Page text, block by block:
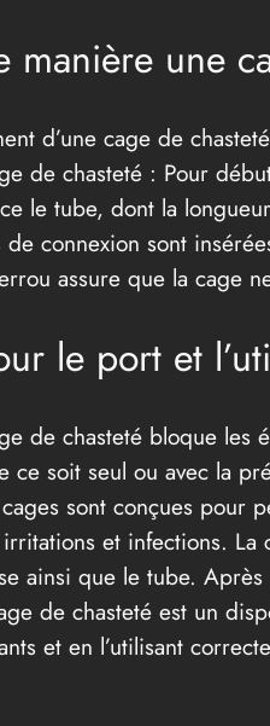
manière une
d’une cage de
de chasteté : Pour
le tube, dont la
de connexion sont
assure que la cage
le port et
de chasteté bloque les
ce soit seul ou avec la
sont conçues pour
et infections.
ainsi que le tube.
de chasteté est un
et en l’utilisant